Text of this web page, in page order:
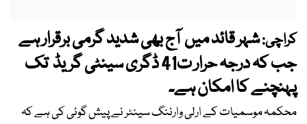
کراچی:شہر قائد میں آج بھی شدید گرمی برقرار ہے
جب کہ درجہ حرار ت41 ڈگری سینٹی گریڈ تک
پہنچنے کا امکان ہے۔
محکمہ موسمیات کے ارلی وارننگ سینٹر نے پیش گوئی کی ہے کہ